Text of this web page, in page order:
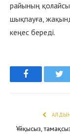
райының
шықпауға,
кеңес береді.
Facebook
Ұйқысыз,